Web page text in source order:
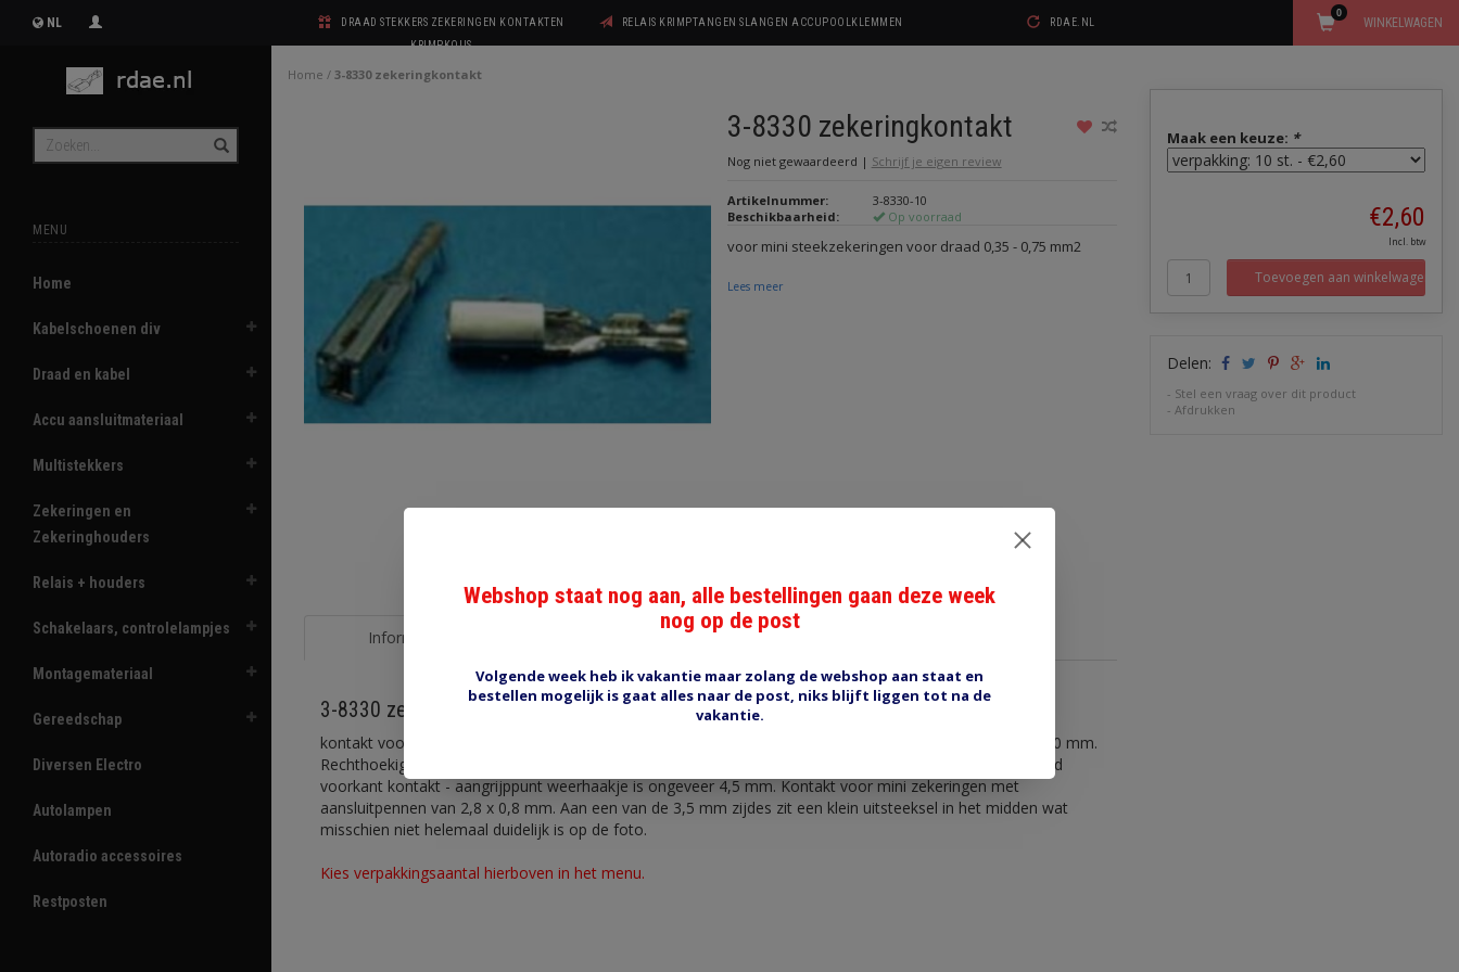
NL
DRAAD STEKKERS ZEKERINGEN KONTAKTEN
KRIMPKOUS
RELAIS KRIMPTANGEN SLANGEN ACCUPOOLKLEMMEN RDAE.NL WINKELWAGEN
0
MENU
Home
Kabelschoenen div
Draad en kabel
Accu aansluitmateriaal
Multistekkers
Zekeringen en
Zekeringhouders
Relais + houders
Schakelaars, controlelampjes
Montagemateriaal
Gereedschap
Diversen Electro
Autolampen
Autoradio accessoires
Restposten
Home / 3-8330 zekeringkontakt
3-8330 zekeringkontakt
Nog niet gewaardeerd | Schrijf je eigen review
Artikelnummer:
3-8330-10
Beschikbaarheid:
Op voorraad
voor mini steekzekeringen voor draad 0,35 - 0,75 mm2
Lees meer
Informatie
3-8330 zekeringkontakt
kontakt voor o.a. zekeringhouder 01460. (mini zekeringen), voor draad 0.35-0.75 mm2. Vertind. Lengte 20 mm.
Rechthoekige deel is ongeveer 3,5 x 4,1 mm. Aan beide zijkanten van 4,1 mm zit een weerhaakje. Afstand
voorkant kontakt - aangrijppunt weerhaakje is ongeveer 4,5 mm. Kontakt voor mini zekeringen met
aansluitpennen van 2,8 x 0,8 mm. Aan een van de 3,5 mm zijdes zit een klein uitsteeksel in het midden wat
misschien niet helemaal duidelijk is op de foto.
Kies verpakkingsaantal hierboven in het menu.
Maak een keuze: *
€2,60
Incl. btw
Toevoegen aan winkelwagen
Delen:
- Stel een vraag over dit product
-Afdrukken
Webshop staat nog aan, alle bestellingen gaan deze week
nog op de post
Volgende week heb ik vakantie maar zolang de webshop aan staat en
bestellen mogelijk is gaat alles naar de post, niks blijft liggen tot na de
vakantie.